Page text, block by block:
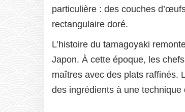
particulière : des couches
rectangulaire doré.
L’histoire du tamagoyaki
Japon. À cette époque, les
maîtres avec des plats raffinés.
des ingrédients à une technique